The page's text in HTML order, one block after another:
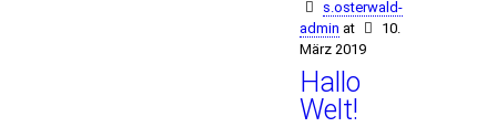
s.osterwald-
admin at
10.
März 2019
Hallo
Welt!